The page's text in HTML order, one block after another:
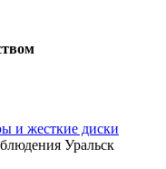
и жесткие диски
Уральск